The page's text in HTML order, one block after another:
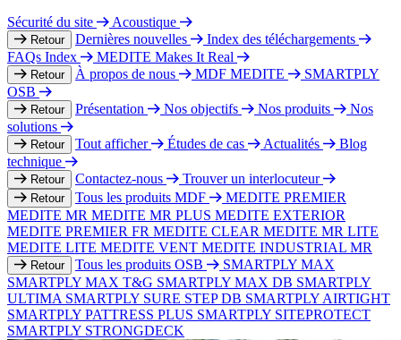
Sécurité du site
Acoustique
Retour Dernières nouvelles
Index des téléchargements
FAQs Index
MEDITE Makes It Real
Retour À propos de nous MDF MEDITE
SMARTPLY
OSB
Retour Présentation Nos objectifs Nos produits
Nos
solutions
Retour Tout afficher Études de cas Actualités
Blog
technique
Retour Contactez-nous Trouver un interlocuteur
Retour Tous les produits MDF
MEDITE PREMIER
MEDITE MR MEDITE MR PLUS MEDITE EXTERIOR
MEDITE PREMIER FR MEDITE CLEAR MEDITE MR LITE
MEDITE LITE MEDITE VENT MEDITE INDUSTRIAL MR
Retour Tous les produits OSB
SMARTPLY MAX
SMARTPLY MAX T&G SMARTPLY MAX DB SMARTPLY
ULTIMA SMARTPLY SURE STEP DB SMARTPLY AIRTIGHT
SMARTPLY PATTRESS PLUS SMARTPLY SITEPROTECT
SMARTPLY STRONGDECK